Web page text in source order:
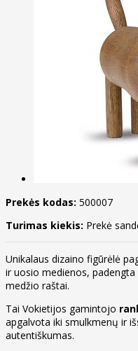
Prekės kodas: 500007
Turimas kiekis: Prekė
Unikalaus dizaino figūrėlė
ir uosio medienos,
medžio raštai.
Tai Vokietijos gamintojo
apgalvota iki smulkmenų ir
autentiškumas.